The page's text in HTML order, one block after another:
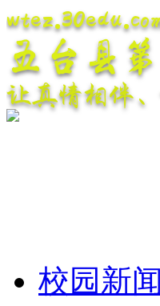
五台县
让真情相伴
校园新闻